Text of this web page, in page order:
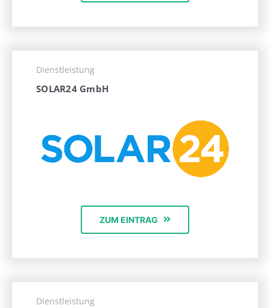
Dienstleistung
SOLAR24 GmbH
ZUM EINTRAG
Dienstleistung